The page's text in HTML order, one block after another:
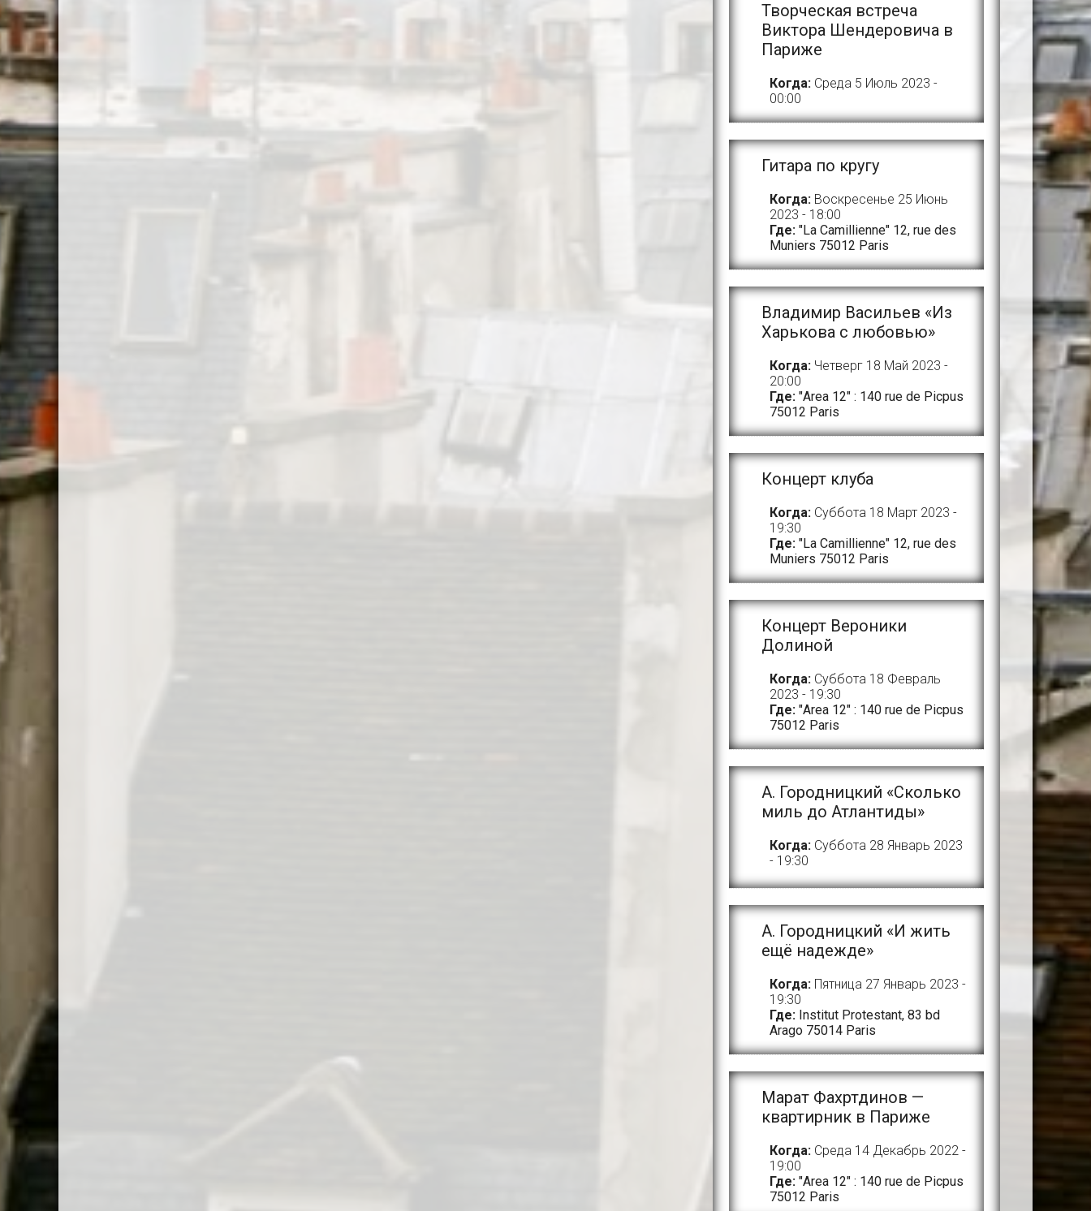
Творческая встреча
Виктора Шендеровича в
Париже
Когда:Среда 5 Июль 2023 -
00:00
Гитара по кругу
Когда:Воскресенье 25 Июнь
2023 - 18:00
Где: "La Camillienne" 12, rue des
Muniers 75012 Paris
Владимир Васильев «Из
Харькова с любовью»
Когда:Четверг 18 Май 2023 -
20:00
Где: "Area 12" : 140 rue de Picpus
75012 Paris
Концерт клуба
Когда:Суббота 18 Март 2023 -
19:30
Где: "La Camillienne" 12, rue des
Muniers 75012 Paris
Концерт Вероники
Долиной
Когда:Суббота 18 Февраль
2023 - 19:30
Где: "Area 12" : 140 rue de Picpus
75012 Paris
А. Городницкий «Сколько
миль до Атлантиды»
Когда:Суббота 28 Январь 2023
- 19:30
A. Городницкий «И жить
ещё надежде»
Когда:Пятница 27 Январь 2023 -
19:30
Где: Institut Protestant, 83 bd
Arago 75014 Paris
Марат Фахртдинов —
квартирник в Париже
Когда:Среда 14 Декабрь 2022 -
19:00
Где: "Area 12" : 140 rue de Picpus
75012 Paris